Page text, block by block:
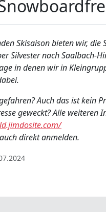
Skisaison bieten wir,
Silvester nach Saalbach-
in denen wir in
Auch das ist kein
geweckt? Alle weiteren
direkt anmelden.